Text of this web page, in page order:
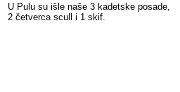
U Pulu su išle naše 3 kadetske posade,
2 četverca scull i 1 skif.